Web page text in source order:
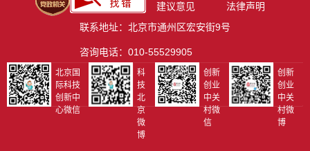
建议意见
法律声明
联系地址：北京市通州区宏安街9号
咨询电话：010-55529905
北京国
际科技
创新中
心微信
科
技
北
京
微
博
创新
创业
中关
村微
信
创新
创业
中关
村微
博